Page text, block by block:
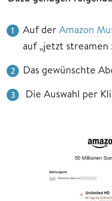
Auf derAmazon
auf „jetzt streamen
Das gewünschte
Die Auswahl per